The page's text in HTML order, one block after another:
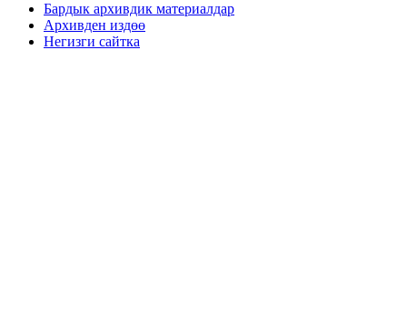
Бардык архивдик материалдар
Архивден издөө
Негизги сайтка